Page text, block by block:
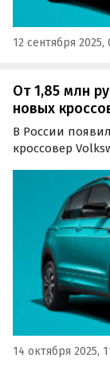
12 сентября 2025,
От 1,85 млн
новых
В России
кроссовер
из сайтов
рублей,
14 октября 2025,